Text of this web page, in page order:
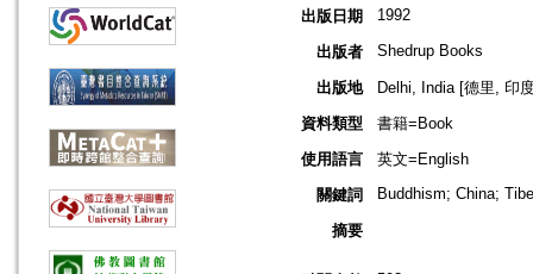
出版日期 1992
出版者 Shedrup Books
出版地
Delhi, India [德里, 印
資料類型
書籍=Book
使用語言
英文=English
關鍵詞
Buddhism; China;
摘要